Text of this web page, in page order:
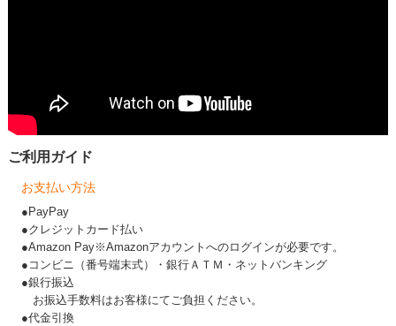
ご利用ガイド
お支払い方法
●PayPay
●クレジットカード払い
●Amazon Pay※Amazonアカウントへのログインが必要です。
●コンビニ（番号端末式）・銀行ＡＴＭ・ネットバンキング
●銀行振込
お振込手数料はお客様にてご負担ください。
●代金引換